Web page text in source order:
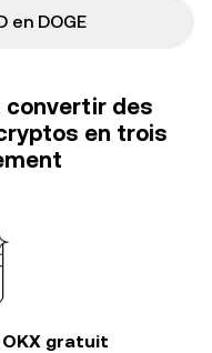
en DOGE
convertir des
en trois
gratuit